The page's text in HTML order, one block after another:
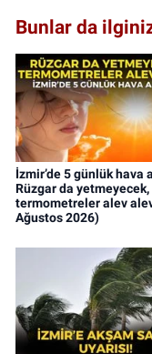
Bunlar da
İzmir’de 5 günlük hava
Rüzgar da yetmeyecek,
termometreler alev
Ağustos 2026)